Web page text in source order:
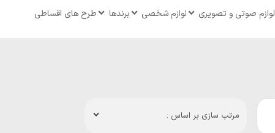
لوازم صوتی و تصویری لوازم شخصی برندها طرح های اقساطی
مرتب سازی بر اساس :